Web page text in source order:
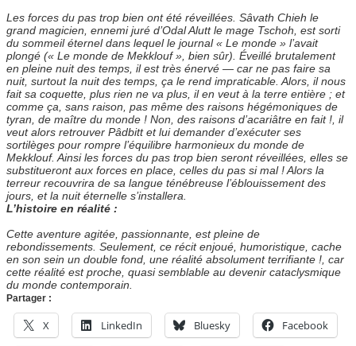
Les forces du pas trop bien ont été réveillées. Sâvath Chieh le
grand magicien, ennemi juré d’Odal Alutt le mage Tschoh, est sorti
du sommeil éternel dans lequel le journal « Le monde » l’avait
plongé (« Le monde de Mekklouf », bien sûr). Éveillé brutalement
en pleine nuit des temps, il est très énervé — car ne pas faire sa
nuit, surtout la nuit des temps, ça le rend impraticable. Alors, il nous
fait sa coquette, plus rien ne va plus, il en veut à la terre entière ; et
comme ça, sans raison, pas même des raisons hégémoniques de
tyran, de maître du monde ! Non, des raisons d’acariâtre en fait !, il
veut alors retrouver Pâdbitt et lui demander d’exécuter ses
sortilèges pour rompre l’équilibre harmonieux du monde de
Mekklouf. Ainsi les forces du pas trop bien seront réveillées, elles se
substitueront aux forces en place, celles du pas si mal ! Alors la
terreur recouvrira de sa langue ténébreuse l’éblouissement des
jours, et la nuit éternelle s’installera.
L’histoire en réalité :
Cette aventure agitée, passionnante, est pleine de
rebondissements. Seulement, ce récit enjoué, humoristique, cache
en son sein un double fond, une réalité absolument terrifiante !, car
cette réalité est proche, quasi semblable au devenir cataclysmique
du monde contemporain.
Partager :
X LinkedIn Bluesky Facebook